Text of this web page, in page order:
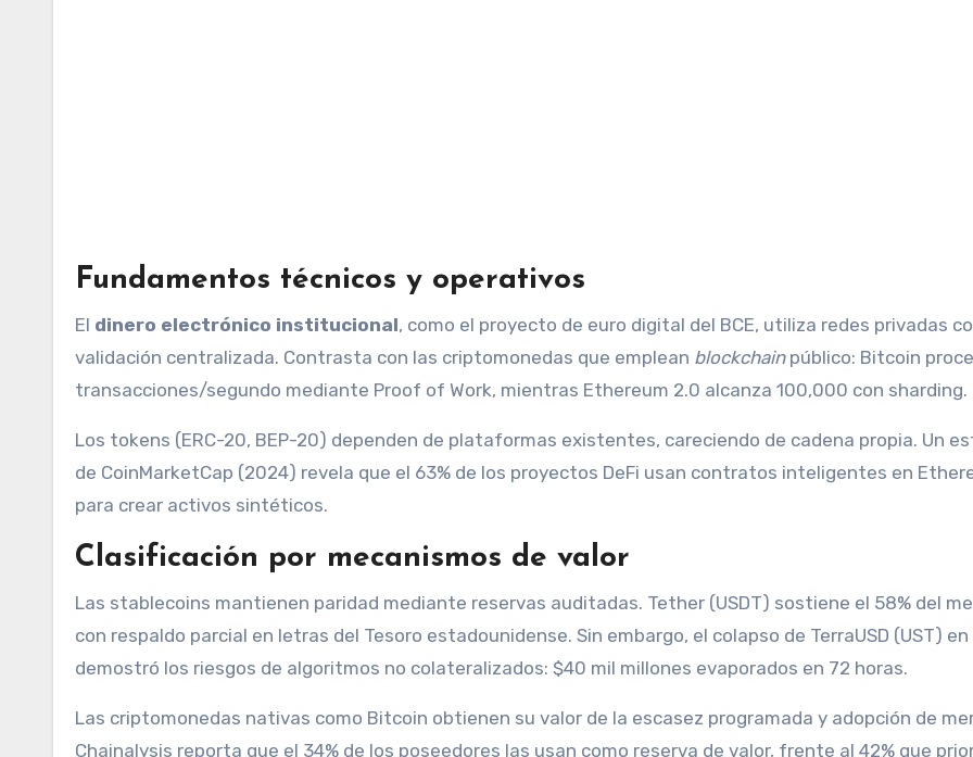
Fundamentos técnicos y operativos
El dinero electrónico institucional, como el proyecto de euro digital del BCE, utiliza redes privadas
validación centralizada. Contrasta con las criptomonedas que emplean blockchainpúblico: Bitcoin
transacciones/segundo mediante Proof of Work, mientras Ethereum 2.0 alcanza 100,000 con sharding.
Los tokens (ERC-20, BEP-20) dependen de plataformas existentes, careciendo de cadena propia. Un
de CoinMarketCap (2024) revela que el 63% de los proyectos DeFi usan contratos inteligentes en
para crear activos sintéticos.
Clasificación por mecanismos de valor
Las stablecoins mantienen paridad mediante reservas auditadas. Tether (USDT) sostiene el 58% del
con respaldo parcial en letras del Tesoro estadounidense. Sin embargo, el colapso de TerraUSD (UST)
demostró los riesgos de algoritmos no colateralizados: $40 mil millones evaporados en 72 horas.
Las criptomonedas nativas como Bitcoin obtienen su valor de la escasez programada y adopción de
Chainalysis reporta que el 34% de los poseedores las usan como reserva de valor, frente al 42% que